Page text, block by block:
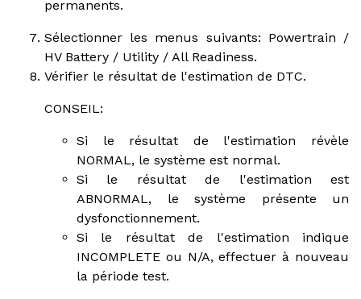
permanents.
Sélectionner les menus suivants: Powertrain /
HV Battery / Utility / All Readiness.
Vérifier le résultat de l'estimation de DTC.
CONSEIL:
Si le résultat de l'estimation révèle
NORMAL, le système est normal.
Si le résultat de l'estimation est
ABNORMAL, le système présente un
dysfonctionnement.
Si le résultat de l'estimation indique
INCOMPLETE ou N/A, effectuer à nouveau
la période test.